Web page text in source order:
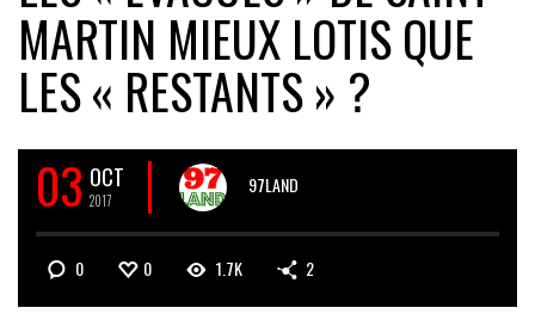
MARTIN MIEUX LOTIS QUE
LES « RESTANTS » ?
03 OCT
2017
97LAND
0 0 1.7K 2